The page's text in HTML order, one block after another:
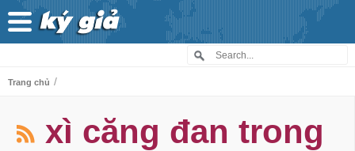
Trang chủ /
xì căng đan trong